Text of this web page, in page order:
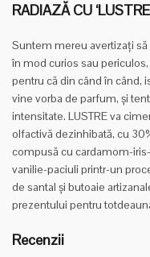
RADIAZĂ CU
Suntem mereu avertizați
în mod curios sau
pentru că din când în când,
vine vorba de parfum, și
intensitate. LUSTRE va
olfactivă dezinhibată, cu
compusă cu cardamom-
vanilie-paciuli printr-un
de santal și butoaie
prezentului pentru
Recenzii